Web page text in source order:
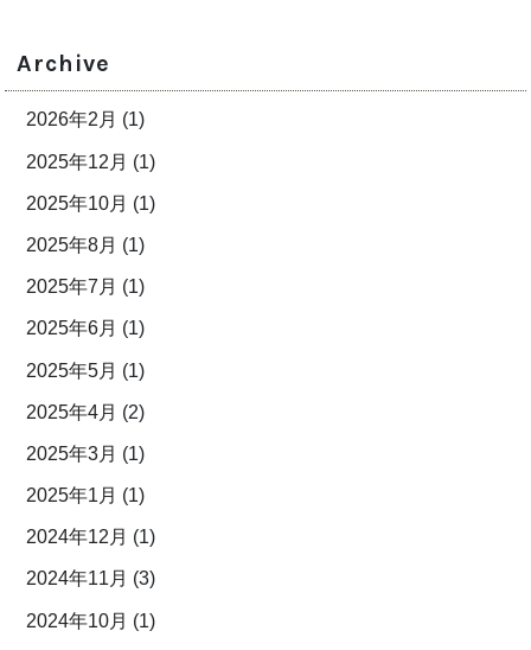
Archive
2026年2月 (1)
2025年12月 (1)
2025年10月 (1)
2025年8月 (1)
2025年7月 (1)
2025年6月 (1)
2025年5月 (1)
2025年4月 (2)
2025年3月 (1)
2025年1月 (1)
2024年12月 (1)
2024年11月 (3)
2024年10月 (1)